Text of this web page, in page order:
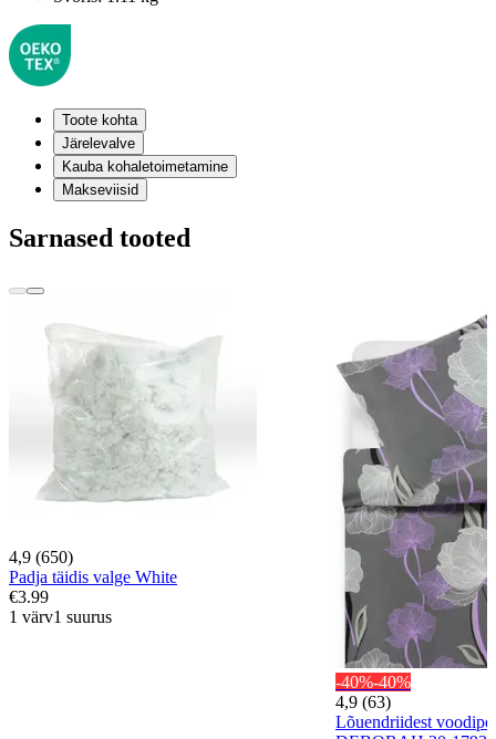
Toote kohta
Järelevalve
Kauba kohaletoimetamine
Makseviisid
Sarnased tooted
4,9 (650)
Padja täidis valge White
€3.99
1 värv1 suurus
-40%-40%
4,9 (63)
Lõuendriidest